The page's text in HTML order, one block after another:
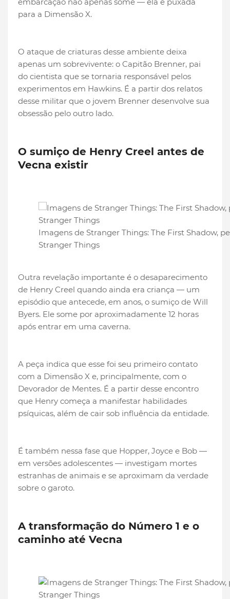
embarcação não apenas some — ela é puxada
para a Dimensão X.
O ataque de criaturas desse ambiente deixa
apenas um sobrevivente: o Capitão Brenner, pai
do cientista que se tornaria responsável pelos
experimentos em Hawkins. É a partir dos relatos
desse militar que o jovem Brenner desenvolve sua
obsessão pelo outro lado.
O sumiço de Henry Creel antes de
Vecna existir
Imagens de Stranger Things: The First Shadow,
Stranger Things
Outra revelação importante é o desaparecimento
de Henry Creel quando ainda era criança — um
episódio que antecede, em anos, o sumiço de Will
Byers. Ele some por aproximadamente 12 horas
após entrar em uma caverna.
A peça indica que esse foi seu primeiro contato
com a Dimensão X e, principalmente, com o
Devorador de Mentes. É a partir desse encontro
que Henry começa a manifestar habilidades
psíquicas, além de cair sob influência da entidade.
É também nessa fase que Hopper, Joyce e Bob —
em versões adolescentes — investigam mortes
estranhas de animais e se aproximam da verdade
sobre o garoto.
A transformação do Número 1 e o
caminho até Vecna